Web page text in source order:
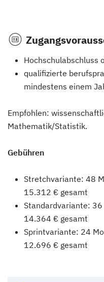
Hochschulabschluss
qualifizierte
mindestens einem
Empfohlen:
Mathematik/Statistik.
Gebühren
Stretchvariante: 48
15.312 € gesamt
Standardvariante:
14.364 € gesamt
Sprintvariante: 24
12.696 € gesamt